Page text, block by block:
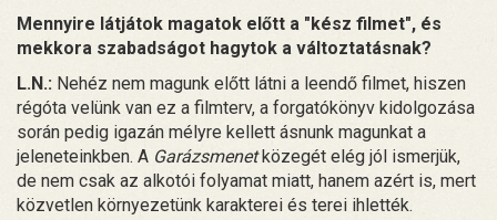
Mennyire látjátok magatok előtt a "kész filmet", és
mekkora szabadságot hagytok a változtatásnak?
L.N.: Nehéz nem magunk előtt látni a leendő filmet, hiszen
régóta velünk van ez a filmterv, a forgatókönyv kidolgozása
során pedig igazán mélyre kellett ásnunk magunkat a
jeleneteinkben. A Garázsmenetközegét elég jól ismerjük,
de nem csak az alkotói folyamat miatt, hanem azért is, mert
közvetlen környezetünk karakterei és terei ihlették.